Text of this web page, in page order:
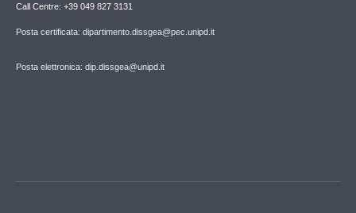
Call Centre: +39 049 827 3131
Posta certificata: dipartimento.dissgea@pec.unipd.it
Posta elettronica: dip.dissgea@unipd.it